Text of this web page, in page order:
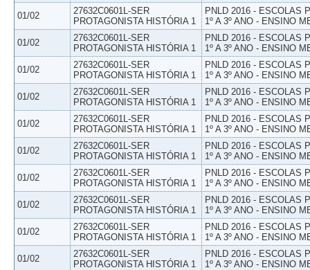
01/02
27632C0601L-SER
PROTAGONISTA HISTÓRIA 1
PNLD 2016 - ESCOLAS
1º A 3º ANO - ENSINO
01/02
27632C0601L-SER
PROTAGONISTA HISTÓRIA 1
PNLD 2016 - ESCOLAS
1º A 3º ANO - ENSINO
01/02
27632C0601L-SER
PROTAGONISTA HISTÓRIA 1
PNLD 2016 - ESCOLAS
1º A 3º ANO - ENSINO
01/02
27632C0601L-SER
PROTAGONISTA HISTÓRIA 1
PNLD 2016 - ESCOLAS
1º A 3º ANO - ENSINO
01/02
27632C0601L-SER
PROTAGONISTA HISTÓRIA 1
PNLD 2016 - ESCOLAS
1º A 3º ANO - ENSINO
01/02
27632C0601L-SER
PROTAGONISTA HISTÓRIA 1
PNLD 2016 - ESCOLAS
1º A 3º ANO - ENSINO
01/02
27632C0601L-SER
PROTAGONISTA HISTÓRIA 1
PNLD 2016 - ESCOLAS
1º A 3º ANO - ENSINO
01/02
27632C0601L-SER
PROTAGONISTA HISTÓRIA 1
PNLD 2016 - ESCOLAS
1º A 3º ANO - ENSINO
01/02
27632C0601L-SER
PROTAGONISTA HISTÓRIA 1
PNLD 2016 - ESCOLAS
1º A 3º ANO - ENSINO
01/02
27632C0601L-SER
PROTAGONISTA HISTÓRIA 1
PNLD 2016 - ESCOLAS
1º A 3º ANO - ENSINO